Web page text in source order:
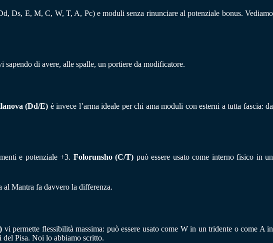
Ds, E, M, C, W, T, A, Pc) e moduli senza rinunciare al potenziale bonus. Vediamo
di avere, alle spalle, un portiere da modificatore.
(Dd/E) è invece l’arma ideale per chi ama moduli con esterni a tutta fascia: da
e potenziale +3. Folorunsho (C/T) può essere usato come interno fisico in un
al Mantra fa davvero la differenza.
vi permette flessibilità massima: può essere usato come W in un tridente o come A in
del Pisa. Noi lo abbiamo scritto.